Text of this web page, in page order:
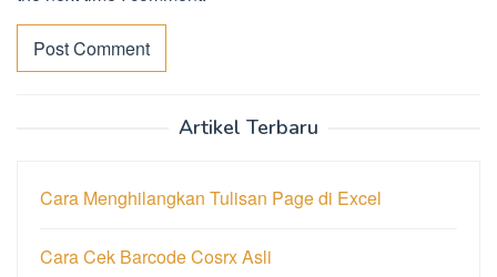
Artikel Terbaru
Cara Menghilangkan Tulisan Page di Excel
Cara Cek Barcode Cosrx Asli